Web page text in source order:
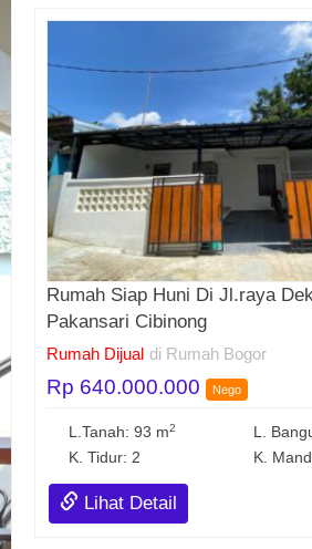
Rumah Siap Huni Di Jl.raya
Pakansari Cibinong
Rumah Dijual di Rumah Bogor
Rp 640.000.000 Nego
L.Tanah: 93 m2 L.
K. Tidur: 2 K.
Lihat Detail